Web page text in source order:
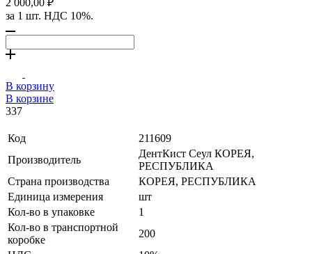
за 1 шт. НДС 10%.
В корзину
В корзине
337
Код
211609
Производитель
ДентКист Сеул КОРЕЯ,
РЕСПУБЛИКА
Страна производства
КОРЕЯ, РЕСПУБЛИКА
Единица измерения
шт
Кол-во в упаковке
1
Кол-во в транспортной
коробке
200